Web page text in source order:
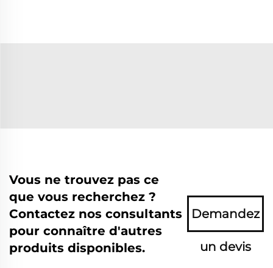
Vous ne trouvez pas ce
que vous recherchez ?
Contactez nos consultants
pour connaître d'autres
produits disponibles.
Demandez
un devis